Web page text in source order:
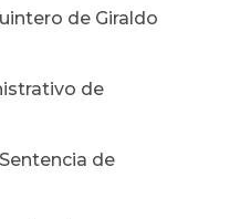
de Giraldo
de
de